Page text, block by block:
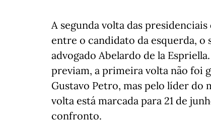
A segunda volta das
entre o candidato da esquerda, o
advogado Abelardo de la
previam, a primeira volta não foi
Gustavo Petro, mas pelo líder do
volta está marcada para 21 de
confronto.